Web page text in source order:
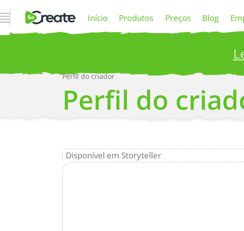
Abrir Navegação Início Produtos Preços Blog
Perfil do criador
Perfil do
Disponível em Storyteller